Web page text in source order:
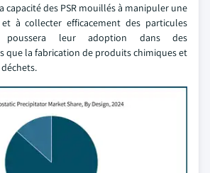
capacité des PSR mouillés à manipuler une
à collecter efficacement des particules
poussera leur adoption dans des
que la fabrication de produits chimiques et